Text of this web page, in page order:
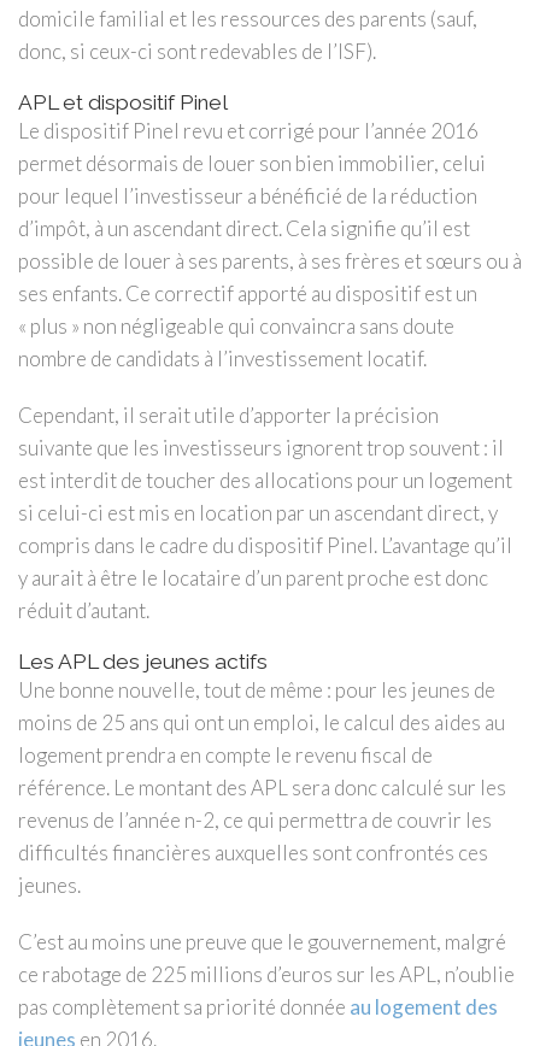
domicile familial et les ressources des parents (sauf,
donc, si ceux-ci sont redevables de l’ISF).
APL et dispositif Pinel
Le dispositif Pinel revu et corrigé pour l’année 2016
permet désormais de louer son bien immobilier, celui
pour lequel l’investisseur a bénéficié de la réduction
d’impôt, à un ascendant direct. Cela signifie qu’il est
possible de louer à ses parents, à ses frères et sœurs ou à
ses enfants. Ce correctif apporté au dispositif est un
« plus » non négligeable qui convaincra sans doute
nombre de candidats à l’investissement locatif.
Cependant, il serait utile d’apporter la précision
suivante que les investisseurs ignorent trop souvent : il
est interdit de toucher des allocations pour un logement
si celui-ci est mis en location par un ascendant direct, y
compris dans le cadre du dispositif Pinel. L’avantage qu’il
y aurait à être le locataire d’un parent proche est donc
réduit d’autant.
Les APL des jeunes actifs
Une bonne nouvelle, tout de même : pour les jeunes de
moins de 25 ans qui ont un emploi, le calcul des aides au
logement prendra en compte le revenu fiscal de
référence. Le montant des APL sera donc calculé sur les
revenus de l’année n-2, ce qui permettra de couvrir les
difficultés financières auxquelles sont confrontés ces
jeunes.
C’est au moins une preuve que le gouvernement, malgré
ce rabotage de 225 millions d’euros sur les APL, n’oublie
pas complètement sa priorité donnée au logement des
jeunes en 2016.